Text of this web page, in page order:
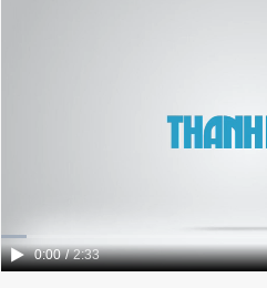
Current
0:00 / Duration
2:33